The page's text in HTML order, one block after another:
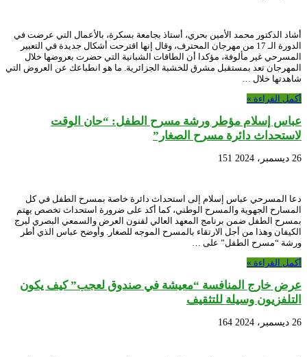
أشاد الدكتور محمد الأمين بحري، أستاذ بجامعة بسكرة، بالأعمال التي عرضت في
الدورة الـ 17 من مهرجان المحترف، وقال إنها اقترحت أشكال جديدة في التعبير
المسرحي غير مألوفة، مؤكدا أن الطاقات الشبانية التي حضرت بعروضها خلال
المهرجان تعد بمستقبل مشرق للخشبة الجزائرية. ما هو انطباعك عن العروض التي
شاهدتها خلال …
أكمل القراءة »
عباس إسلام مؤطر ورشة مسرح الطفل: “حان الوقت
لاستحداث دائرة مسرح الصغار”
26 ديسمبر، 2024 151
دعا المسرحي عباس إسلام إلى استحداث دائرة خاصة بمسرح الطفل في كل
المسارح الجهوية والمسرح الوطني، كما أكد على ضرورة استحداث تخصص يهتم
بمسرح الطفل ضمن برنامج المعهد العالي لفنون العرض والسمعي البصري لبرج
الكيفان وهذا من أجل الارتقاء بالمسرح الموجه للصغار. وأوضح عباس الذي أطر
ورشة “مسرح الطفل” على …
أكمل القراءة »
عرض خارج المنافسة “معيشة في صندوق لعجب” كيف يكون
التلفزيون وسيلة للتثقيف
26 ديسمبر، 2024 164